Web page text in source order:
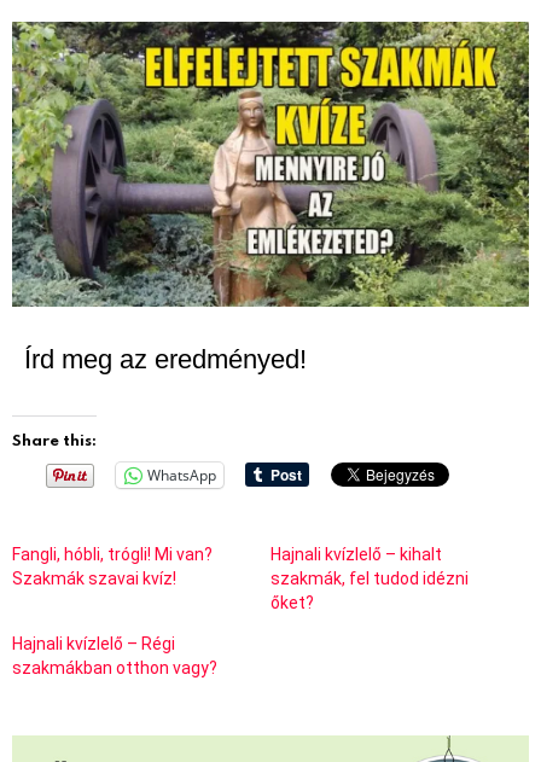
Írd meg az eredményed!
Share this:
WhatsApp
Fangli, hóbli, trógli! Mi van?
Szakmák szavai kvíz!
Hajnali kvízlelő – kihalt
szakmák, fel tudod idézni
őket?
Hajnali kvízlelő – Régi
szakmákban otthon vagy?